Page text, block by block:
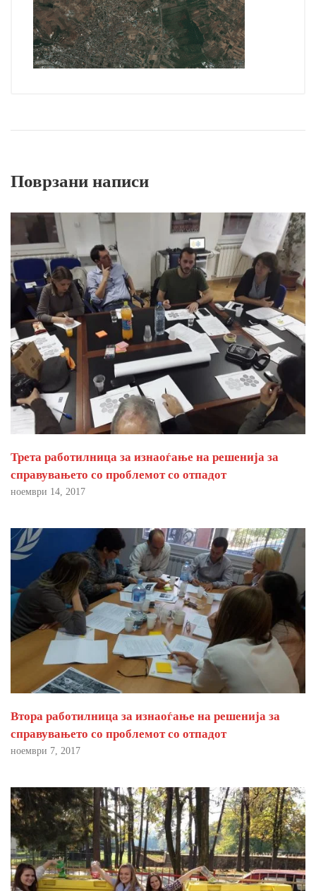
Поврзани написи
Трета работилница за изнаоѓање на решенија за
справувањето со проблемот со отпадот
ноември 14, 2017
Втора работилница за изнаоѓање на решенија за
справувањето со проблемот со отпадот
ноември 7, 2017